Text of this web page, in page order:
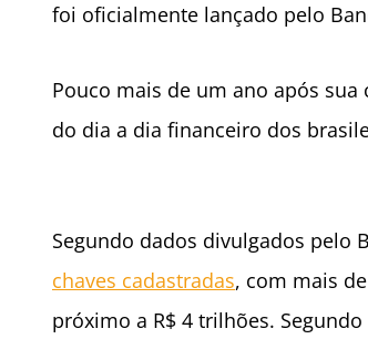
foi oficialmente lançado pelo
Pouco mais de um ano após
do dia a dia financeiro dos
Segundo dados divulgados pelo
chaves cadastradas, com mais
próximo a R$ 4 trilhões.